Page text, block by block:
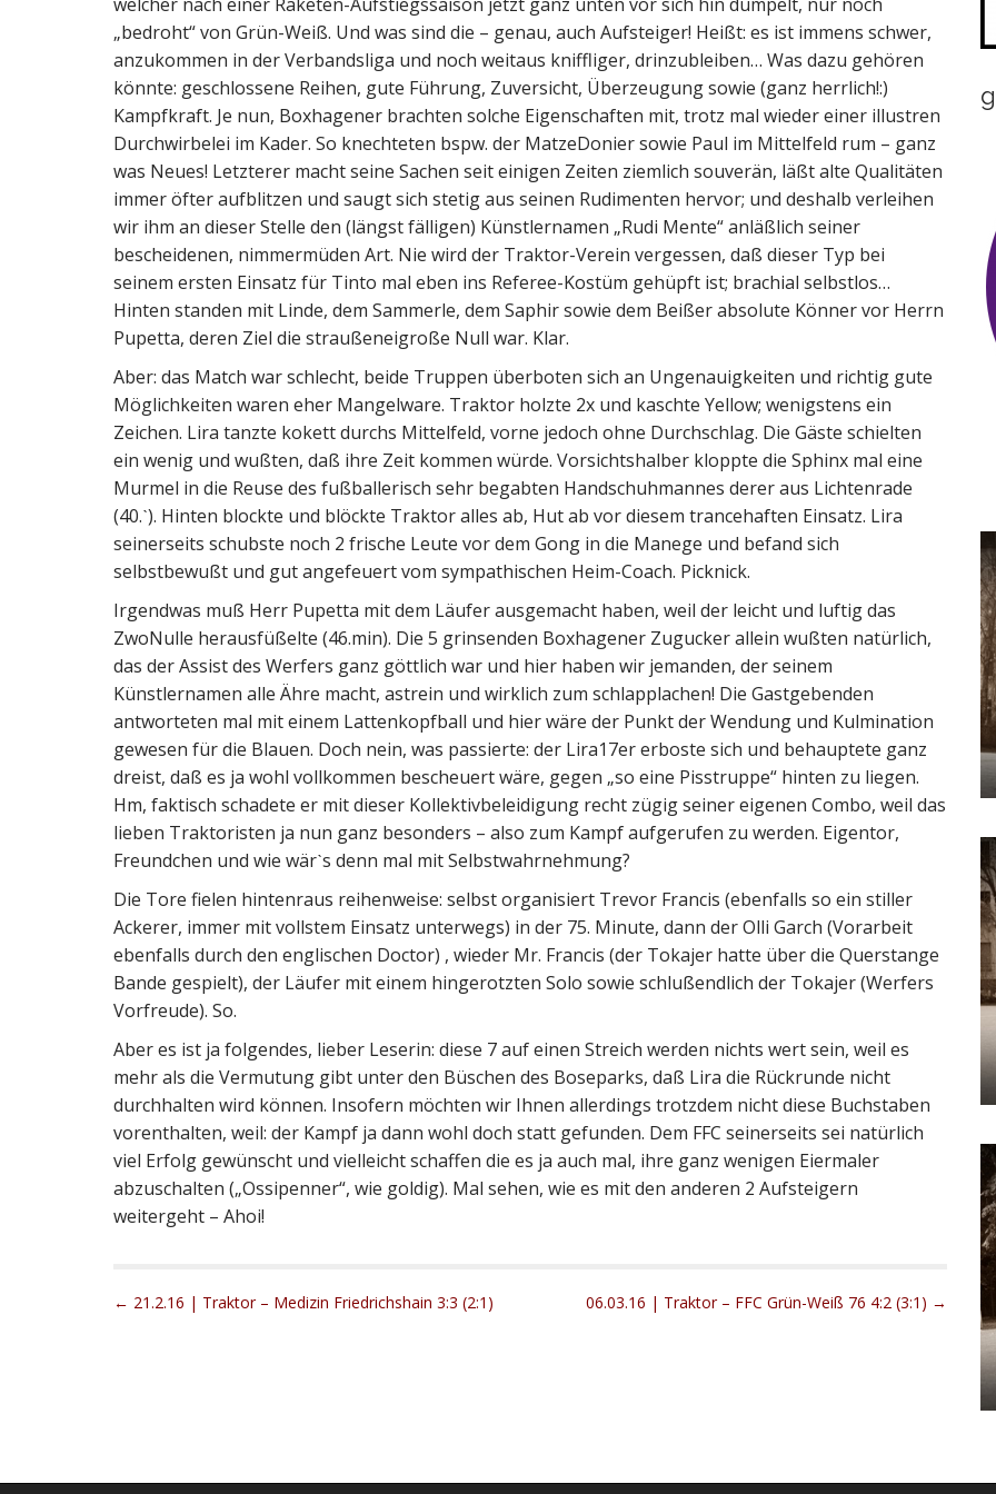
„bedroht“ von Grün-Weiß. Und was sind die – genau, auch Aufsteiger! Heißt: es ist immens schwer,
anzukommen in der Verbandsliga und noch weitaus kniffliger, drinzubleiben… Was dazu gehören
könnte: geschlossene Reihen, gute Führung, Zuversicht, Überzeugung sowie (ganz herrlich!:)
Kampfkraft. Je nun, Boxhagener brachten solche Eigenschaften mit, trotz mal wieder einer illustren
Durchwirbelei im Kader. So knechteten bspw. der MatzeDonier sowie Paul im Mittelfeld rum – ganz
was Neues! Letzterer macht seine Sachen seit einigen Zeiten ziemlich souverän, läßt alte Qualitäten
immer öfter aufblitzen und saugt sich stetig aus seinen Rudimenten hervor; und deshalb verleihen
wir ihm an dieser Stelle den (längst fälligen) Künstlernamen „Rudi Mente“ anläßlich seiner
bescheidenen, nimmermüden Art. Nie wird der Traktor-Verein vergessen, daß dieser Typ bei
seinem ersten Einsatz für Tinto mal eben ins Referee-Kostüm gehüpft ist; brachial selbstlos…
Hinten standen mit Linde, dem Sammerle, dem Saphir sowie dem Beißer absolute Könner vor Herrn
Pupetta, deren Ziel die straußeneigroße Null war. Klar.
Aber: das Match war schlecht, beide Truppen überboten sich an Ungenauigkeiten und richtig gute
Möglichkeiten waren eher Mangelware. Traktor holzte 2x und kaschte Yellow; wenigstens ein
Zeichen. Lira tanzte kokett durchs Mittelfeld, vorne jedoch ohne Durchschlag. Die Gäste schielten
ein wenig und wußten, daß ihre Zeit kommen würde. Vorsichtshalber kloppte die Sphinx mal eine
Murmel in die Reuse des fußballerisch sehr begabten Handschuhmannes derer aus Lichtenrade
(40.ˋ). Hinten blockte und blöckte Traktor alles ab, Hut ab vor diesem trancehaften Einsatz. Lira
seinerseits schubste noch 2 frische Leute vor dem Gong in die Manege und befand sich
selbstbewußt und gut angefeuert vom sympathischen Heim-Coach. Picknick.
Irgendwas muß Herr Pupetta mit dem Läufer ausgemacht haben, weil der leicht und luftig das
ZwoNulle herausfüßelte (46.min). Die 5 grinsenden Boxhagener Zugucker allein wußten natürlich,
das der Assist des Werfers ganz göttlich war und hier haben wir jemanden, der seinem
Künstlernamen alle Ähre macht, astrein und wirklich zum schlapplachen! Die Gastgebenden
antworteten mal mit einem Lattenkopfball und hier wäre der Punkt der Wendung und Kulmination
gewesen für die Blauen. Doch nein, was passierte: der Lira17er erboste sich und behauptete ganz
dreist, daß es ja wohl vollkommen bescheuert wäre, gegen „so eine Pisstruppe“ hinten zu liegen.
Hm, faktisch schadete er mit dieser Kollektivbeleidigung recht zügig seiner eigenen Combo, weil das
lieben Traktoristen ja nun ganz besonders – also zum Kampf aufgerufen zu werden. Eigentor,
Freundchen und wie wärˋs denn mal mit Selbstwahrnehmung?
Die Tore fielen hintenraus reihenweise: selbst organisiert Trevor Francis (ebenfalls so ein stiller
Ackerer, immer mit vollstem Einsatz unterwegs) in der 75. Minute, dann der Olli Garch (Vorarbeit
ebenfalls durch den englischen Doctor) , wieder Mr. Francis (der Tokajer hatte über die Querstange
Bande gespielt), der Läufer mit einem hingerotzten Solo sowie schlußendlich der Tokajer (Werfers
Vorfreude). So.
Aber es ist ja folgendes, lieber Leserin: diese 7 auf einen Streich werden nichts wert sein, weil es
mehr als die Vermutung gibt unter den Büschen des Boseparks, daß Lira die Rückrunde nicht
durchhalten wird können. Insofern möchten wir Ihnen allerdings trotzdem nicht diese Buchstaben
vorenthalten, weil: der Kampf ja dann wohl doch statt gefunden. Dem FFC seinerseits sei natürlich
viel Erfolg gewünscht und vielleicht schaffen die es ja auch mal, ihre ganz wenigen Eiermaler
abzuschalten („Ossipenner“, wie goldig). Mal sehen, wie es mit den anderen 2 Aufsteigern
weitergeht – Ahoi!
P
v
← 21.2.16 | Traktor – Medizin Friedrichshain 3:3 (2:1) 06.03.16 | Traktor – FFC Grün-Weiß 76 4:2 (3:1) →